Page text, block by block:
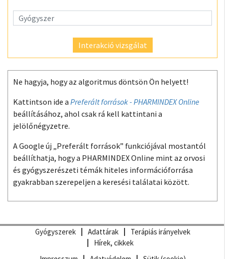
Interakció vizsgálat
Ne hagyja, hogy az algoritmus döntsön Ön helyett!
Kattintson ide a Preferált források - PHARMINDEX Online
beállításához, ahol csak rá kell kattintani a
jelölőnégyzetre.
A Google új „Preferált források” funkciójával mostantól
beállíthatja, hogy a PHARMINDEX Online mint az orvosi
és gyógyszerészeti témák hiteles információforrása
gyakrabban szerepeljen a keresési találatai között.
Gyógyszerek Adattárak
Terápiás irányelvek
Hírek, cikkek